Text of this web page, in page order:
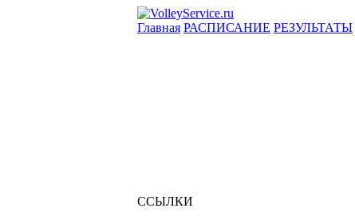
Главная РАСПИСАНИЕ РЕЗУЛЬТАТЫ
ССЫЛКИ